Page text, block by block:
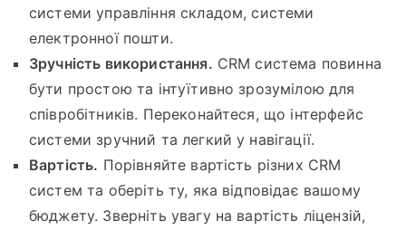
системи управління складом, системи
електронної пошти.
Зручність використання. CRM система повинна
бути простою та інтуїтивно зрозумілою для
співробітників. Переконайтеся, що інтерфейс
системи зручний та легкий у навігації.
Вартість. Порівняйте вартість різних CRM
систем та оберіть ту, яка відповідає вашому
бюджету. Зверніть увагу на вартість ліцензій,